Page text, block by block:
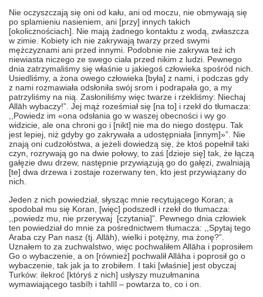
Nie oczyszczają się oni od kału, ani od moczu, nie obmywają się
po splamieniu nasieniem, ani [przy] innych takich
[okolicznościach]. Nie mają żadnego kontaktu z wodą, zwłaszcza
w zimie. Kobiety ich nie zakrywają twarzy przed swymi
mężczyznami ani przed innymi. Podobnie nie zakrywa też ich
niewiasta niczego ze swego ciała przed nikim z ludzi. Pewnego
dnia zatrzymaliśmy się właśnie u jakiegoś człowieka spośród nich.
Usiedliśmy, a żona owego człowieka [była] z nami, i podczas gdy
z nami rozmawiała odsłoniła swój srom i podrapała go, a my
patrzyliśmy na nią. Zasłoniliśmy więc twarze i rzekliśmy: Niechaj
Allāh wybaczy!”. Jej mąż roześmiał się [na to] i rzekł do tłumacza:
,,Powiedz im «ona odsłania go w waszej obecności i wy go
widzicie, ale ona chroni go i [nikt] nie ma do niego dostępu. Tak
jest lepiej, niż gdyby go zakrywała a udostępniała [innym]»”. Nie
znają oni cudzołóstwa, a jeżeli dowiedzą się, że ktoś popełnił taki
czyn, rozrywają go na dwie połowy, to zaś [dzieje się] tak, że łączą
gałęzie dwu drzew, następnie przywiązują go do gałęzi, zwalniają
[te] dwa drzewa i zostaje rozerwany ten, kto jest przywiązany do
nich.
Jeden z nich powiedział, słysząc mnie recytującego Koran; a
spodobał mu się Koran, [więc] podszedł i rzekł do tłumacza:
,,powiedz mu, nie przerywaj [czytania]”. Pewnego dnia człowiek
ten powiedział do mnie za pośrednictwem tłumacza: ,,Spytaj tego
Araba czy Pan nasz (tj. Allāh), wielki i potężny, ma żonę?”.
Uznałem to za zuchwalstwo, więc pochwaliłem Allāha i poprosiłem
Go o wybaczenie, a on [również] pochwalił Allāha i poprosił go o
wybaczenie, tak jak ja to zrobiłem. I taki [właśnie] jest obyczaj
Turków: ilekroć [któryś z nich] usłyszy muzułmanina
wymawiającego tasbīḥ i tahlīl – powtarza to, co i on.